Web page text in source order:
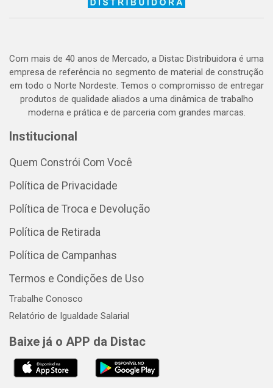
Com mais de 40 anos de Mercado, a Distac Distribuidora é uma
empresa de referência no segmento de material de construção
em todo o Norte Nordeste. Temos o compromisso de entregar
produtos de qualidade aliados a uma dinâmica de trabalho
moderna e prática e de parceria com grandes marcas.
Institucional
Quem Constrói Com Você
Política de Privacidade
Política de Troca e Devolução
Política de Retirada
Política de Campanhas
Termos e Condições de Uso
Trabalhe Conosco
Relatório de Igualdade Salarial
Baixe já o APP da Distac